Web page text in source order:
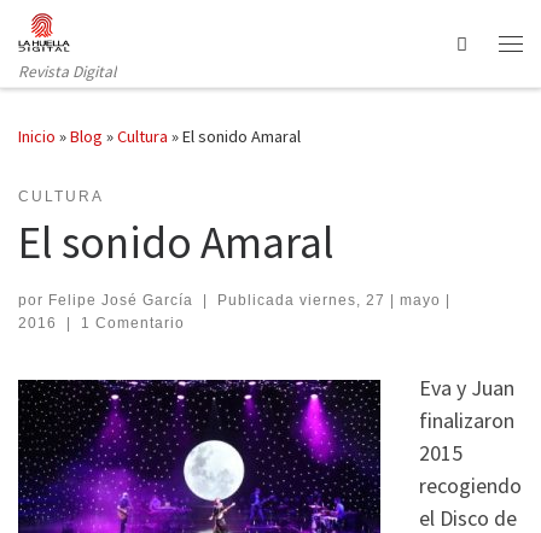
Saltar al contenido
Revista Digital
Search
Inicio »Blog »Cultura »El sonido Amaral
CULTURA
El sonido Amaral
por Felipe José García | Publicada viernes, 27 | mayo |
2016
| 1 Comentario
Eva y Juan
finalizaron
2015
recogiendo
el Disco de